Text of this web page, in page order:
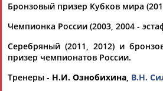
АББАТЕ-
БУЛАТОВА
АББЯСОВА
Бронзовый призер Кубков мира
Чемпионка России (2003, 2004 -
Серебряный (2011, 2012) и
призер чемпионатов России.
Тренеры - Н.И. Ознобихина, В.Н.